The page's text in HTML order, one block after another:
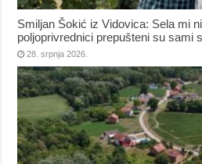
Smiljan Šokić iz Vidovica: Sela mi
poljoprivrednici prepušteni su sami
28. srpnja 2026.